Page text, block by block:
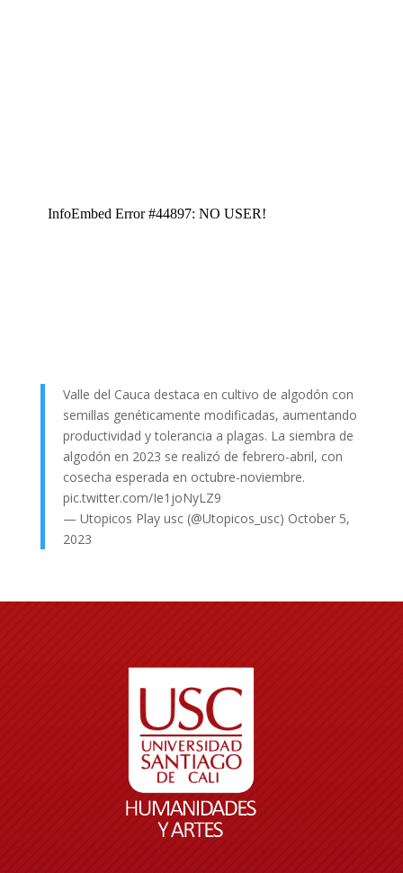
Valle del Cauca destaca en cultivo de algodón con
semillas genéticamente modificadas, aumentando
productividad y tolerancia a plagas. La siembra de
algodón en 2023 se realizó de febrero-abril, con
cosecha esperada en octubre-noviembre.
pic.twitter.com/Ie1joNyLZ9
— Utopicos Play usc (@Utopicos_usc) October 5,
2023